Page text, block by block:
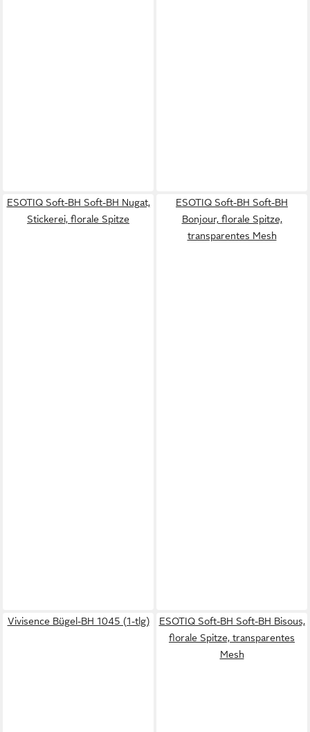
ESOTIQ Soft-BH Soft-BH Nugat,
Stickerei, florale Spitze
ESOTIQ Soft-BH Soft-BH
Bonjour, florale Spitze,
transparentes Mesh
Vivisence Bügel-BH 1045 (1-tlg)
ESOTIQ Soft-BH Soft-BH Bisous,
florale Spitze, transparentes
Mesh